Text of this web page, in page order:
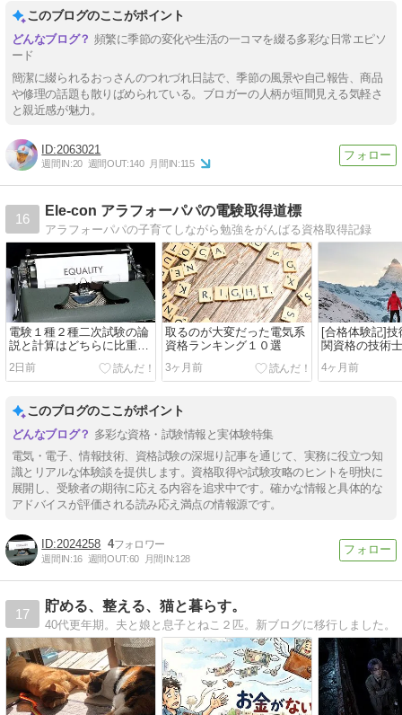
このブログのここがポイント
頻繁に季節の変化や生活の一コマを綴る多彩な日常エピソ
ード
簡潔に綴られるおっさんのつれづれ日誌で、季節の風景や自己報告、商品
や修理の話題も散りばめられている。ブロガーの人柄が垣間見える気軽さ
と親近感が魅力。
2063021
週間IN:20 週間OUT:140 月間IN:115
16
Ele-con アラフォーパパの電験取得道標
アラフォーパパの子育てしながら勉強をがんばる資格取得記録
電験１種２種二次試験の論
説と計算はどちらに比重を
置いた？
2日前
取るのが大変だった電気系
資格ランキング１０選
3ヶ月前
[合格体験記]
関資格の技術
4ヶ月前
このブログのここがポイント
多彩な資格・試験情報と実体験特集
電気・電子、情報技術、資格試験の深堀り記事を通じて、実務に役立つ知
識とリアルな体験談を提供します。資格取得や試験攻略のヒントを明快に
展開し、受験者の期待に応える内容を追求中です。確かな情報と具体的な
アドバイスが評価される読み応え満点の情報源です。
2024258 4
週間IN:16 週間OUT:60 月間IN:128
17
貯める、整える、猫と暮らす。
40代更年期。夫と娘と息子とねこ２匹。新ブログに移行しました。